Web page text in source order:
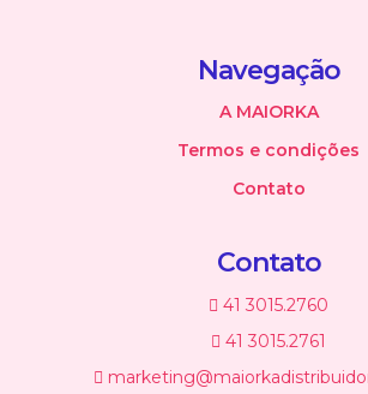
Navegação
A MAIORKA
Termos e condições
Contato
Contato
41 3015.2760
41 3015.2761